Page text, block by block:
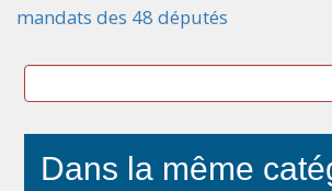
mandats des 48 députés
Dans la même